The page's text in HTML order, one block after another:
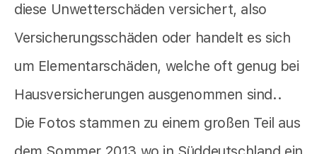
diese Unwetterschäden versichert, also
Versicherungsschäden oder handelt es sich
um Elementarschäden, welche oft genug bei
Hausversicherungen ausgenommen sind..
Die Fotos stammen zu einem großen Teil aus